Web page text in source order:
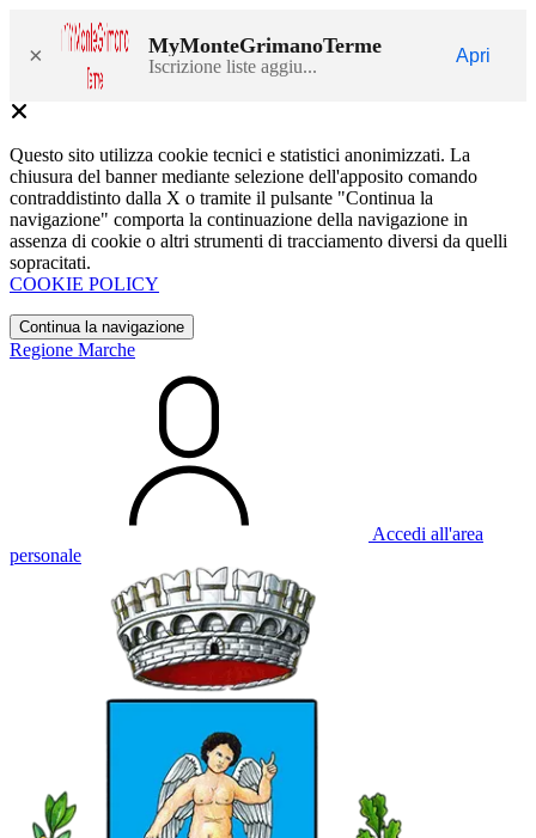
× MyMonteGrimanoTerme
Iscrizione liste aggiu...
Apri
Questo sito utilizza cookie tecnici e statistici anonimizzati. La
chiusura del banner mediante selezione dell'apposito comando
contraddistinto dalla X o tramite il pulsante "Continua la
navigazione" comporta la continuazione della navigazione in
assenza di cookie o altri strumenti di tracciamento diversi da quelli
sopracitati.
COOKIE POLICY
Continua la navigazione
Regione Marche
Accedi all'area
personale